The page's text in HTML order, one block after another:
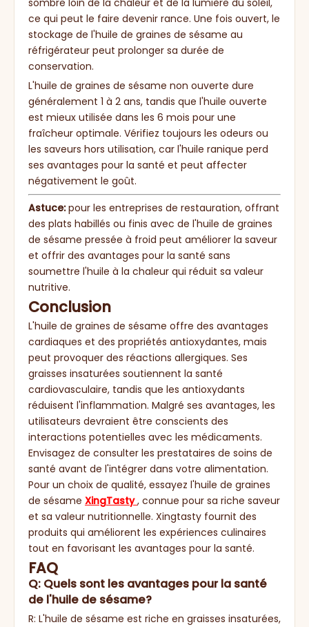
sombre loin de la chaleur et de la lumière du soleil,
ce qui peut le faire devenir rance. Une fois ouvert, le
stockage de l'huile de graines de sésame au
réfrigérateur peut prolonger sa durée de
conservation.
L'huile de graines de sésame non ouverte dure
généralement 1 à 2 ans, tandis que l'huile ouverte
est mieux utilisée dans les 6 mois pour une
fraîcheur optimale. Vérifiez toujours les odeurs ou
les saveurs hors utilisation, car l'huile ranique perd
ses avantages pour la santé et peut affecter
négativement le goût.
Astuce:pour les entreprises de restauration, offrant
des plats habillés ou finis avec de l'huile de graines
de sésame pressée à froid peut améliorer la saveur
et offrir des avantages pour la santé sans
soumettre l'huile à la chaleur qui réduit sa valeur
nutritive.
Conclusion
L'huile de graines de sésame offre des avantages
cardiaques et des propriétés antioxydantes, mais
peut provoquer des réactions allergiques. Ses
graisses insaturées soutiennent la santé
cardiovasculaire, tandis que les antioxydants
réduisent l'inflammation. Malgré ses avantages, les
utilisateurs devraient être conscients des
interactions potentielles avec les médicaments.
Envisagez de consulter les prestataires de soins de
santé avant de l'intégrer dans votre alimentation.
Pour un choix de qualité, essayez l'huile de graines
de sésame XingTasty, connue pour sa riche saveur
et sa valeur nutritionnelle. Xingtasty fournit des
produits qui améliorent les expériences culinaires
tout en favorisant les avantages pour la santé.
FAQ
Q: Quels sont les avantages pour la santé
de l'huile de sésame?
R: L'huile de sésame est riche en graisses insaturées,